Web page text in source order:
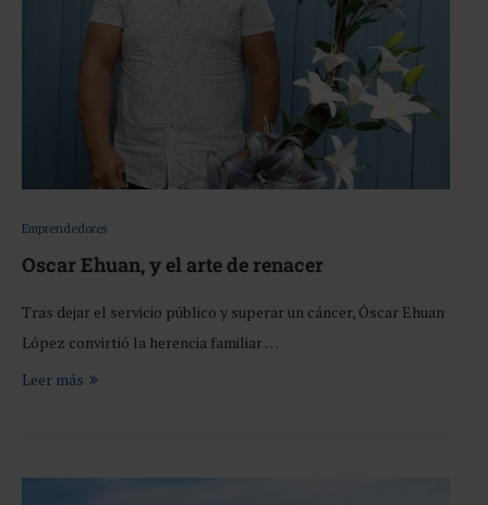
Emprendedores
Oscar Ehuan, y el arte de renacer
Tras dejar el servicio público y superar un cáncer, Óscar Ehuan
López convirtió la herencia familiar …
Leer más